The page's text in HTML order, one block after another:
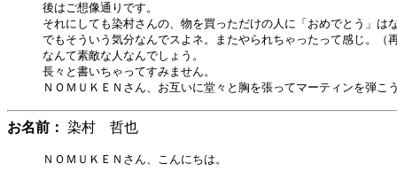
後はご想像通りです。
それにしても染村さんの、物を買っただけの人に「おめでとう」
でもそういう気分なんでスよネ。またやられちゃったって感じ。（
なんて素敵な人なんでしょう。
長々と書いちゃってすみません。
お名前： 染村 哲也
ＮＯＭＵＫＥＮさん、こんにちは。